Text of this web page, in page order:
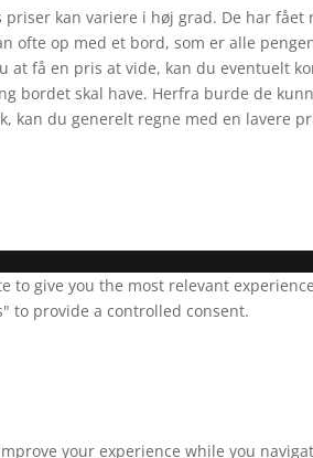
priser kan variere i høj grad. De har
ofte op med et bord, som er alle
at få en pris at vide, kan du eventuelt
bordet skal have. Herfra burde de
kan du generelt regne med en lavere
to give you the most relevant
to provide a controlled consent.
your experience while you